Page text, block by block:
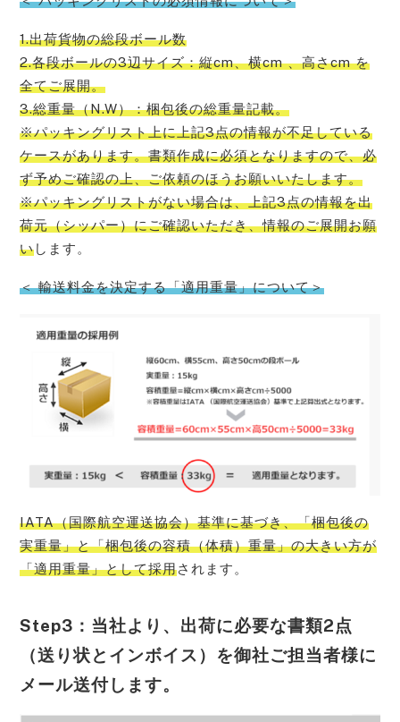
1.出荷貨物の総段ボール数
2.各段ボールの3辺サイズ：縦cm、横cm 、高さcm を
全てご展開。
3.総重量（N.W）：梱包後の総重量記載。
※パッキングリスト上に上記3点の情報が不足している
ケースがあります。書類作成に必須となりますので、必
ず予めご確認の上、ご依頼のほうお願いいたします。
※パッキングリストがない場合は、上記3点の情報を出
荷元（シッパー）にご確認いただき、情報のご展開お願
いします。
＜ 輸送料金を決定する「適用重量」について＞
IATA（国際航空運送協会）基準に基づき、「梱包後の
実重量」と「梱包後の容積（体積）重量」の大きい方が
「適用重量」として採用されます。
Step3：当社より、出荷に必要な書類2点
（送り状とインボイス）を御社ご担当者様に
メール送付します。